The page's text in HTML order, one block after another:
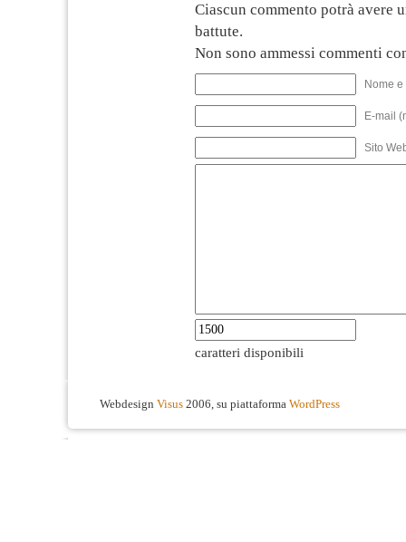
Ciascun commento potrà avere
battute.
Non sono ammessi commenti
Nome
E-mail
Sito
caratteri disponibili
Webdesign Visus 2006, su piattaforma WordPress